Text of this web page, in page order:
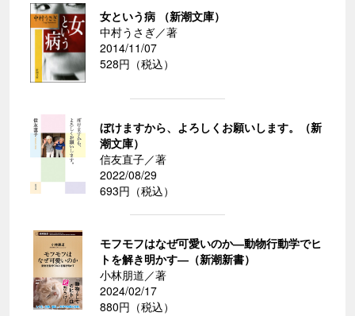
女という病 （新潮文庫）
中村うさぎ／著
2014/11/07
528円（税込）
ぼけますから、よろしくお願いします。（新
潮文庫）
信友直子／著
2022/08/29
693円（税込）
モフモフはなぜ可愛いのか―動物行動学でヒ
トを解き明かす―（新潮新書）
小林朋道／著
2024/02/17
880円（税込）